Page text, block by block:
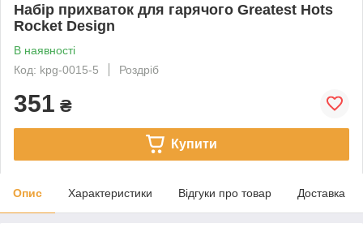
Набір прихваток для гарячого Greatest Hots
Rocket Design
В наявності
Код: kpg-0015-5
Роздріб
351 ₴
Купити
Опис Характеристики Відгуки про товар Доставка